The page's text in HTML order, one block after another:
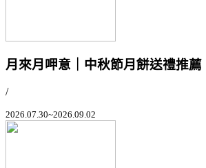
月來月呷意｜中秋節月餅送禮推薦
/
2026.07.30~2026.09.02